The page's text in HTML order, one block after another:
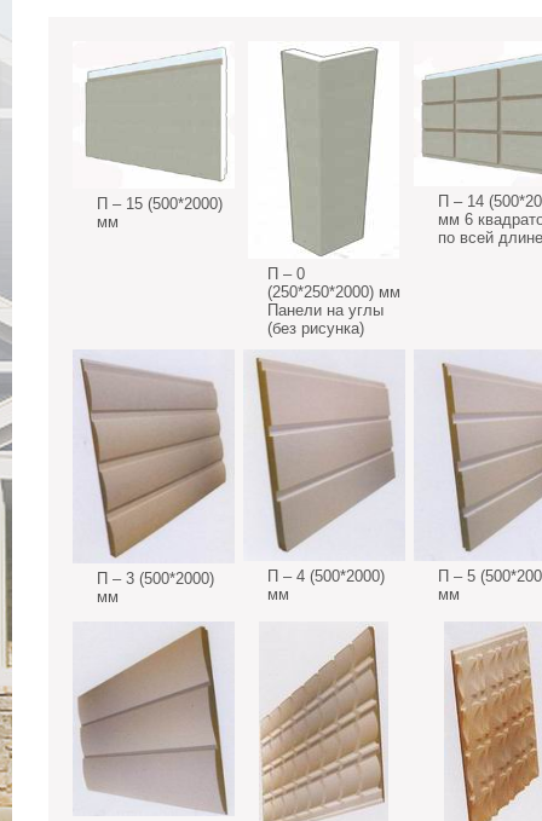
П – 15 (500*2000)
мм
П – 0
(250*250*2000) мм
Панели на углы
(без рисунка)
П – 14
мм 6
по всей длине
П – 3 (500*2000)
мм
П – 4 (500*2000)
мм
П – 5
мм